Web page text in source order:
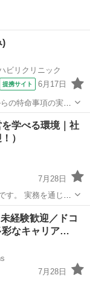
)
ビリクリニック
提携サイト 6月17日
の特命事項の実行
を学べる環境｜社
）
7月28日
す。 実務を通じて
経験歓迎／ドコ
彩なキャリア…
7月28日